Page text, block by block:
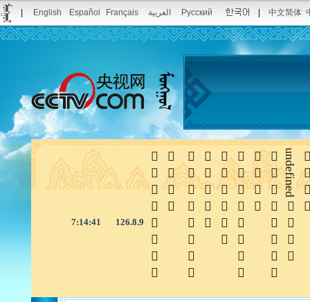
English Español Français العربية Русский 中文简体
7:14:42 126.8.9

 undefined





